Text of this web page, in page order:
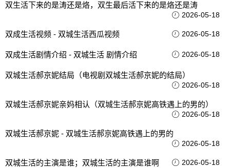
双生活下来的是涛还是烙，双生最后活下来的是烙还是涛
2026-05-18
双成生活视频 - 双城生活西瓜视频 2026-05-18
双成生活剧情介绍 - 双城生活 剧情介绍 2026-05-18
双城生活郝京妮结局（电视剧双城生活郝京妮的结局）
2026-05-18
双城生活郝京妮亲妈相认（双城生活郝京妮高铁遇上的男的）
2026-05-18
双城生活郝京妮 - 双城生活郝京妮高铁遇上的男的
2026-05-18
双城生活的主演是谁；双城生活的主演是谁啊 2026-05-18